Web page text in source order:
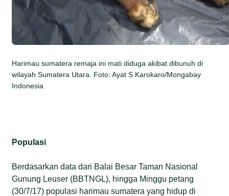
Harimau sumatera remaja ini mati diduga akibat dibunuh di
wilayah Sumatera Utara. Foto: Ayat S Karokaro/Mongabay
Indonesia
Populasi
Berdasarkan data dari Balai Besar Taman Nasional
Gunung Leuser (BBTNGL), hingga Minggu petang
(30/7/17) populasi harimau sumatera yang hidup di